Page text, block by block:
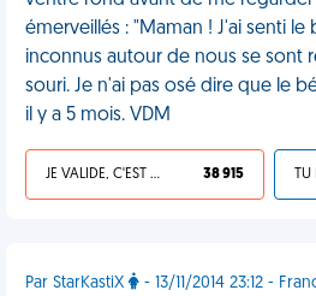
émerveillés : "Maman ! J'ai senti
inconnus autour de nous se sont
souri. Je n'ai pas osé dire que le
il y a 5 mois. VDM
JE VALIDE, C'EST UNE VDM 38 915
Par StarKastiX - 13/11/2014 23:12 -